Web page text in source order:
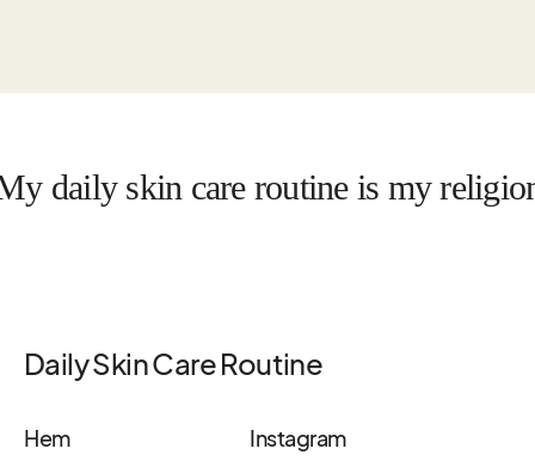
skin care routine is my religion
Daily Skin Care Routine
Hem
Instagram